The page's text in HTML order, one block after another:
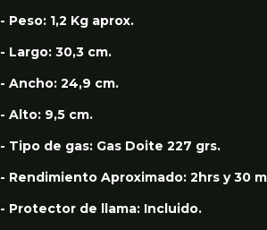
- Peso: 1,2 Kg aprox.
- Largo: 30,3 cm.
- Ancho: 24,9 cm.
- Alto: 9,5 cm.
- Tipo de gas: Gas Doite 227 grs.
- Rendimiento Aproximado: 2hrs y 30
- Protector de llama: Incluido.